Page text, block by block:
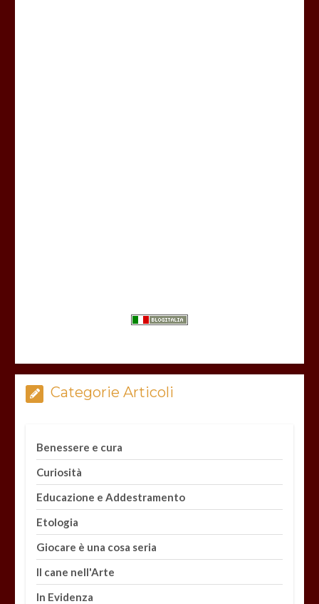
Categorie Articoli
Benessere e cura
Curiosità
Educazione e Addestramento
Etologia
Giocare è una cosa seria
Il cane nell'Arte
In Evidenza